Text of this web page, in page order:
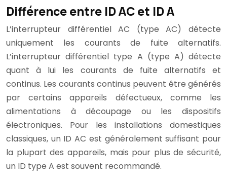
Différence entre ID AC et ID A
L’interrupteur différentiel AC (type AC) détecte
uniquement les courants de fuite alternatifs.
L’interrupteur différentiel type A (type A) détecte
quant à lui les courants de fuite alternatifs et
continus. Les courants continus peuvent être générés
par certains appareils défectueux, comme les
alimentations à découpage ou les dispositifs
électroniques. Pour les installations domestiques
classiques, un ID AC est généralement suffisant pour
la plupart des appareils, mais pour plus de sécurité,
un ID type A est souvent recommandé.